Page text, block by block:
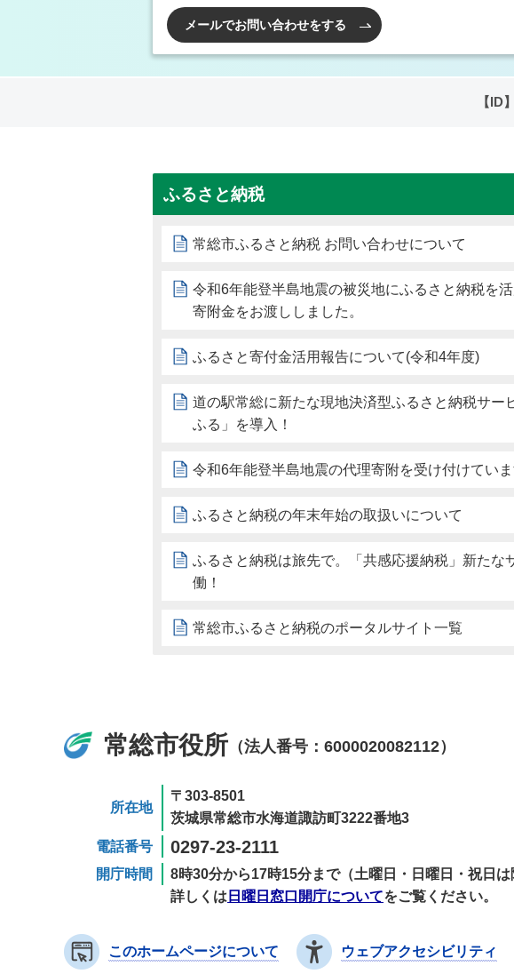
メールでお問い合わせをする
【ID】
ふるさと納税
常総市ふるさと納税 お問い合わせについて
令和6年能登半島地震の被災地にふるさと納税を
寄附金をお渡ししました。
ふるさと寄付金活用報告について(令和4年度)
道の駅常総に新たな現地決済型ふるさと納税サー
ふる」を導入！
令和6年能登半島地震の代理寄附を受け付けていま
ふるさと納税の年末年始の取扱いについて
ふるさと納税は旅先で。「共感応援納税」新たな
働！
常総市ふるさと納税のポータルサイト一覧
常総市役所 （法人番号：6000020082112）
所在地
〒303-8501
茨城県常総市水海道諏訪町3222番地3
電話番号
0297-23-2111
開庁時間
8時30分から17時15分まで（土曜日・日曜日・祝日は
詳しくは 日曜日窓口開庁についてをご覧ください。
このホームページについて ウェブアクセシビリティ